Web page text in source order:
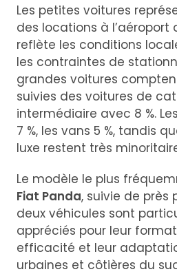
Les petites voitures
des locations à l’aéroport
reflète les conditions
les contraintes de
grandes voitures
suivies des voitures de
intermédiaire avec 8 %.
7 %, les vans 5 %, tandis
luxe restent très
Le modèle le plus
Fiat Panda, suivie de près
deux véhicules sont
appréciés pour leur
efficacité et leur
urbaines et côtières du